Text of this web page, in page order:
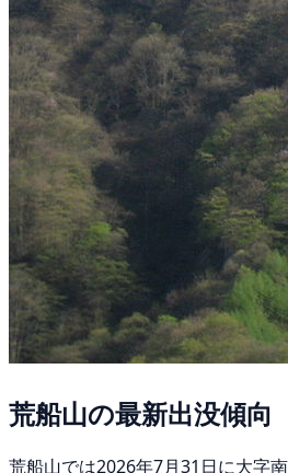
荒船山の最新出没傾向
荒船山では2026年7月31日に大字